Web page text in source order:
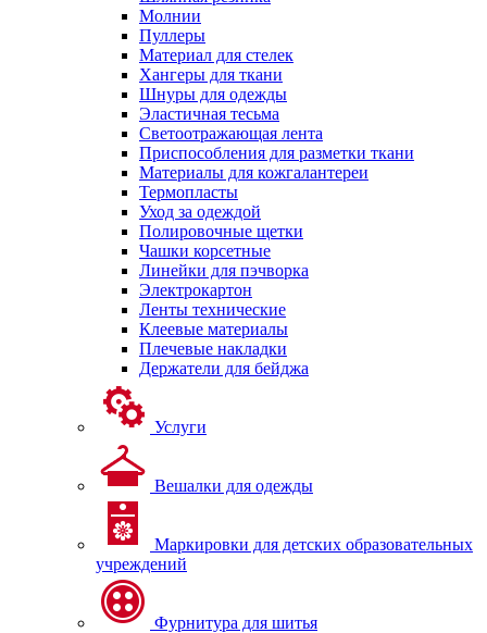
Молнии
Пуллеры
Материал для стелек
Хангеры для ткани
Шнуры для одежды
Эластичная тесьма
Светоотражающая лента
Приспособления для разметки ткани
Материалы для кожгалантереи
Термопласты
Уход за одеждой
Полировочные щетки
Чашки корсетные
Линейки для пэчворка
Электрокартон
Ленты технические
Клеевые материалы
Плечевые накладки
Держатели для бейджа
Услуги
Вешалки для одежды
Маркировки для детских образовательных
учреждений
Фурнитура для шитья